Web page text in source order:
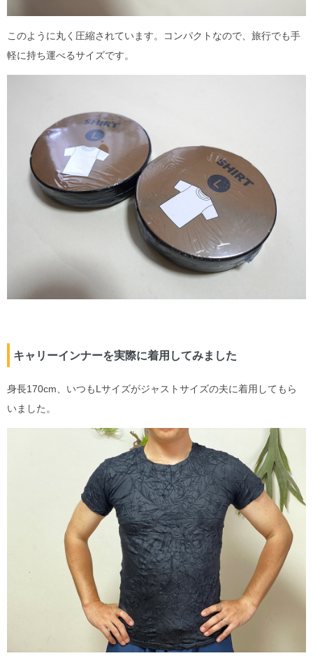
このように丸く圧縮されています。コンパクトなので、旅行でも手
軽に持ち運べるサイズです。
キャリーインナーを実際に着用してみました
身長170cm、いつもLサイズがジャストサイズの夫に着用してもら
いました。